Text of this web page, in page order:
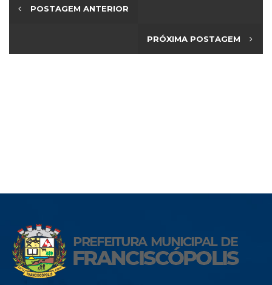
POSTAGEM ANTERIOR
PRÓXIMA POSTAGEM